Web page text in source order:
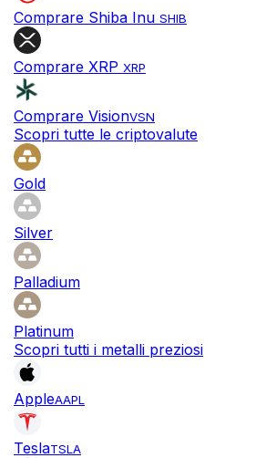
Comprare Shiba Inu SHIB
Comprare XRP XRP
Comprare VisionVSN
Scopri tutte le criptovalute
Gold
Silver
Palladium
Platinum
Scopri tutti i metalli preziosi
AppleAAPL
TeslaTSLA